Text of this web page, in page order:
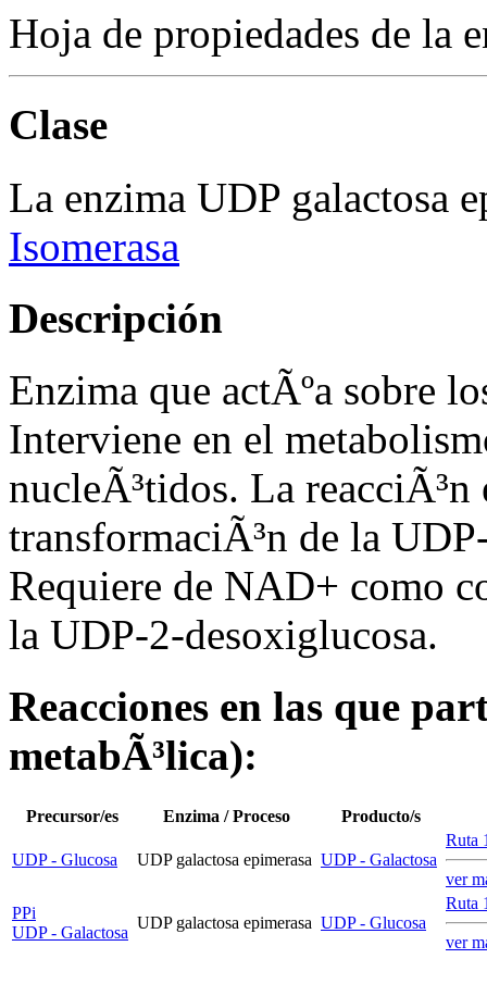
Hoja de propiedades de la
Clase
La enzima UDP galactosa
Isomerasa
Descripción
Enzima que actÃºa sobre
Interviene en el
nucleÃ³tidos. La
transformaciÃ³n de la
Requiere de NAD+ como
la UDP-2-desoxiglucosa.
Reacciones en las que
metabÃ³lica):
Precursor/es Enzima / Proceso Producto/s
UDP - Glucosa UDP galactosa epimerasa UDP - Galactosa
Ruta
ver
PPi
UDP - Galactosa
UDP galactosa epimerasa UDP - Glucosa
Ruta
ver